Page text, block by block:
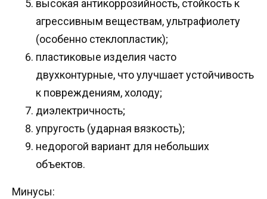
высокая антикоррозийность, стойкость к
агрессивным веществам, ультрафиолету
(особенно стеклопластик);
пластиковые изделия часто
двухконтурные, что улучшает устойчивость
к повреждениям, холоду;
диэлектричность;
упругость (ударная вязкость);
недорогой вариант для небольших
объектов.
Минусы: